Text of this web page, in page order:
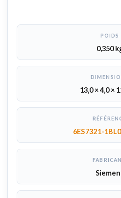
POIDS
0,350
13,0 × 4,0 ×
6ES7321-